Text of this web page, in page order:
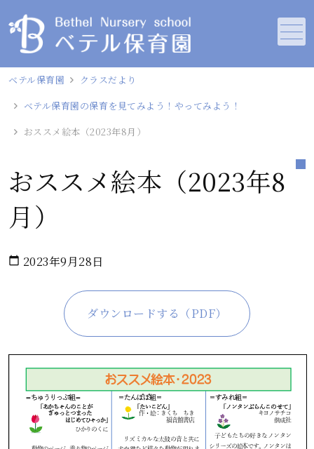
ベテル保育園
クラスだより
ベテル保育園の保育を見てみよう！やってみよう！
おススメ絵本（2023年8月）
おススメ絵本（2023年8
月）
calendar_today 2023年9月28日
ダウンロードする（PDF）